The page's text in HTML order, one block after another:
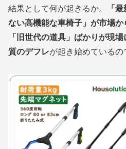
結果として何が起きるか。
「
ない高機能な車椅子」が市場
「旧世代の道具」ばかりが現
質のデフレが起き始めているの